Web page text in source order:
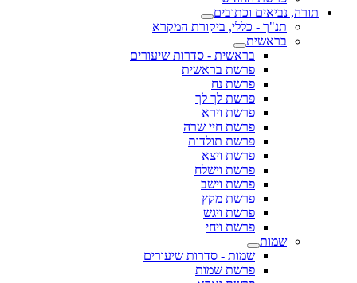
תורה, נביאים וכתובים
תנ"ך - כללי, ביקורת המקרא
בראשית
בראשית - סדרות שיעורים
פרשת בראשית
פרשת נח
פרשת לך לך
פרשת וירא
פרשת חיי שרה
פרשת תולדות
פרשת ויצא
פרשת וישלח
פרשת וישב
פרשת מקץ
פרשת ויגש
פרשת ויחי
שמות
שמות - סדרות שיעורים
פרשת שמות